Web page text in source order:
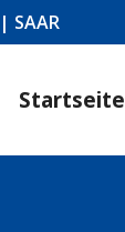
SAAR
Startseite